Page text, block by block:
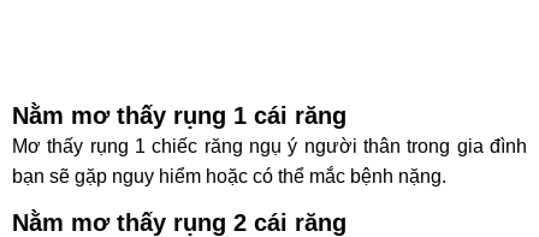
Nằm mơ thấy rụng 1 cái răng
Mơ thấy rụng 1 chiếc răng ngụ ý người thân trong gia đình
bạn sẽ gặp nguy hiểm hoặc có thể mắc bệnh nặng.
Nằm mơ thấy rụng 2 cái răng